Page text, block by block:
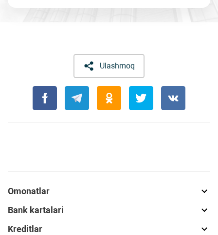
Ulashmoq
Omonatlar
Bank kartalari
Kreditlar